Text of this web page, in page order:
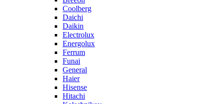
Coolberg
Daichi
Daikin
Electrolux
Energolux
Ferrum
Funai
General
Haier
Hisense
Hitachi